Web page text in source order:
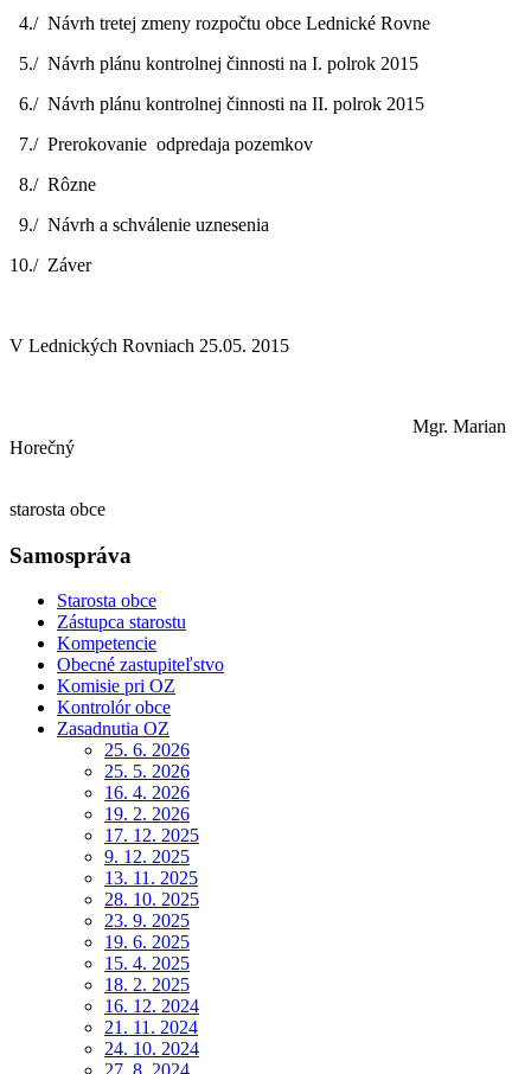
4./ Návrh tretej zmeny rozpočtu obce Lednické Rovne
5./ Návrh plánu kontrolnej činnosti na I. polrok 2015
6./ Návrh plánu kontrolnej činnosti na II. polrok 2015
7./ Prerokovanie odpredaja pozemkov
8./ Rôzne
9./ Návrh a schválenie uznesenia
10./ Záver
V Lednických Rovniach 25.05. 2015
Mgr. Marian
Horečný
starosta obce
Samospráva
Starosta obce
Zástupca starostu
Kompetencie
Obecné zastupiteľstvo
Komisie pri OZ
Kontrolór obce
Zasadnutia OZ
25. 6. 2026
25. 5. 2026
16. 4. 2026
19. 2. 2026
17. 12. 2025
9. 12. 2025
13. 11. 2025
28. 10. 2025
23. 9. 2025
19. 6. 2025
15. 4. 2025
18. 2. 2025
16. 12. 2024
21. 11. 2024
24. 10. 2024